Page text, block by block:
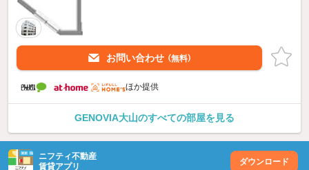
お問い合わせ （無料）
ほか提供
GENOVIA大山のすべての部屋を見る
ニフティ不動産
賃貸アプリ
ダウンロード